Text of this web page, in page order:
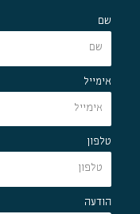
שם
אימייל
טלפון
הודעה